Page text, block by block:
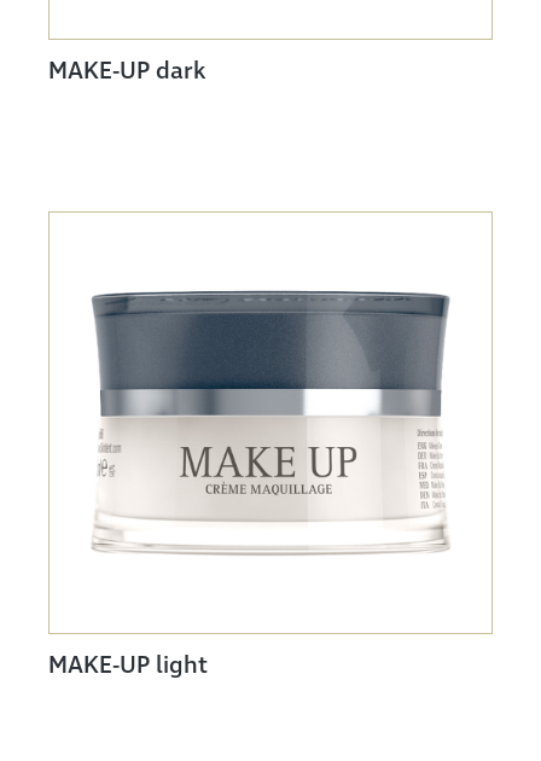
MAKE-UP dark
MAKE-UP light